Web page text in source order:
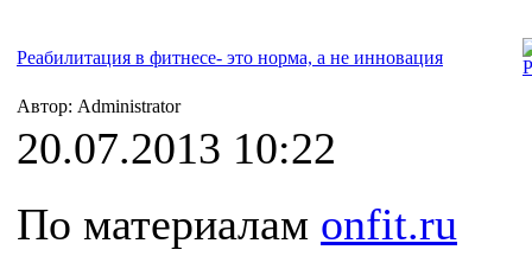
Реабилитация в фитнесе- это норма, а не инновация
Автор: Administrator
20.07.2013 10:22
По материалам onfit.ru